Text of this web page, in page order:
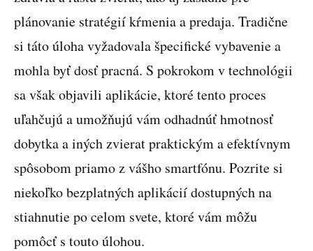
plánovanie stratégií kŕmenia a predaja. Tradične
si táto úloha vyžadovala špecifické vybavenie a
mohla byť dosť pracná. S pokrokom v technológii
sa však objavili aplikácie, ktoré tento proces
uľahčujú a umožňujú vám odhadnúť hmotnosť
dobytka a iných zvierat praktickým a efektívnym
spôsobom priamo z vášho smartfónu. Pozrite si
niekoľko bezplatných aplikácií dostupných na
stiahnutie po celom svete, ktoré vám môžu
pomôcť s touto úlohou.